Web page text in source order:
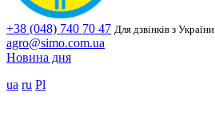
+38 (048) 740 70 47 Для дзвінків з України
agro@simo.com.ua
Новина дня
ua ru Pl